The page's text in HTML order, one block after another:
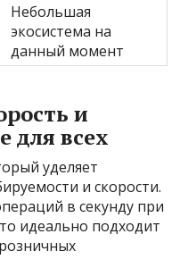
Небольшая
экосистема на
данный момент
и
для всех
уделяет
и скорости.
в секунду при
идеально подходит